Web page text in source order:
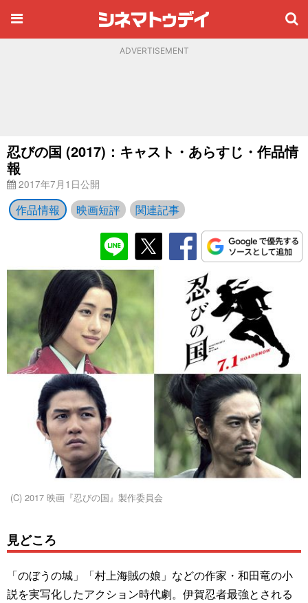
ADVERTISEMENT
忍びの国 (2017)：キャスト・あらすじ・作品情
報
2017年7月1日公開
作品情報 映画短評 関連記事
(C) 2017 映画『忍びの国』製作委員会
見どころ
「のぼうの城」「村上海賊の娘」などの作家・和田竜の小
説を実写化したアクション時代劇。伊賀忍者最強とされる